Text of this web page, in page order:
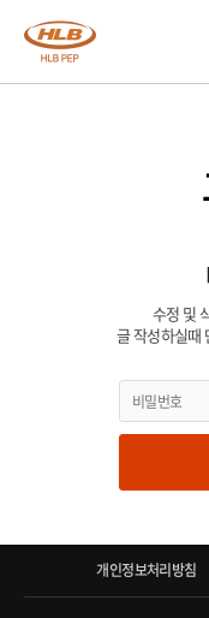
수정 및
글 작성하실때
개인정보처리방침